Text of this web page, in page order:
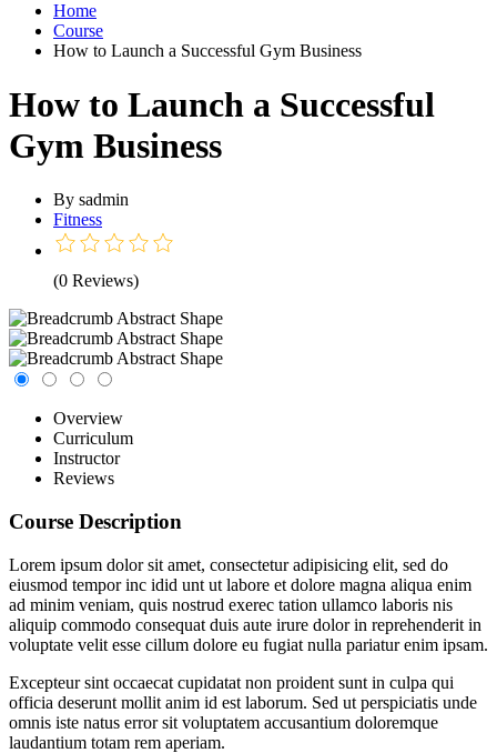
Home
Course
How to Launch a Successful Gym Business
How to Launch a Successful
Gym Business
By sadmin
Fitness
(0 Reviews)
Overview
Curriculum
Instructor
Reviews
Course Description
Lorem ipsum dolor sit amet, consectetur adipisicing elit, sed do
eiusmod tempor inc idid unt ut labore et dolore magna aliqua enim
ad minim veniam, quis nostrud exerec tation ullamco laboris nis
aliquip commodo consequat duis aute irure dolor in reprehenderit in
voluptate velit esse cillum dolore eu fugiat nulla pariatur enim ipsam.
Excepteur sint occaecat cupidatat non proident sunt in culpa qui
officia deserunt mollit anim id est laborum. Sed ut perspiciatis unde
omnis iste natus error sit voluptatem accusantium doloremque
laudantium totam rem aperiam.